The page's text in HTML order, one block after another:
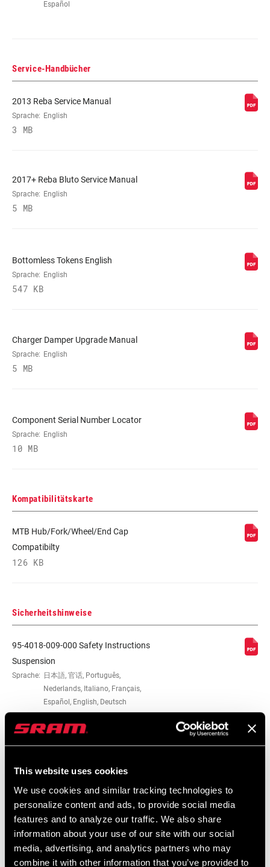
This website uses cookies
We use cookies and similar tracking technologies to
personalize content and ads, to provide social media
features and to analyze our traffic. We also share
information about your use of our site with our social
media, advertising, and analytics partners who may
combine it with other information that you’ve provided to
FARBE (FS)
STEUERROHR
Quick Release
FEDER
Español
Service-Handbücher
2013 Reba Service Manual
Sprache: English
3 MB
2017+ Reba Bluto Service Manual
Sprache: English
5 MB
Bottomless Tokens English
Sprache: English
547 KB
Charger Damper Upgrade Manual
Sprache: English
5 MB
Component Serial Number Locator
Sprache: English
10 MB
Kompatibilitätskarte
MTB Hub/Fork/Wheel/End Cap
Compatibilty
126 KB
Sicherheitshinweise
95-4018-009-000 Safety Instructions
Suspension
Sprache: 日本語, 官话, Português,
Nederlands, Italiano, Français,
Español, English, Deutsch
348 KB
95-4018-009-100 Safety Instructions
Sprache: Ελληνικά, Română, Język polski,
English, Dansk, Český Jazyk
231 KB